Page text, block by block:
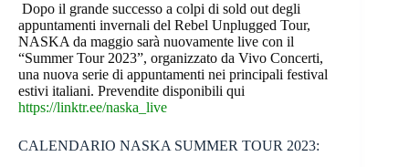
Dopo il grande successo a colpi di sold out degli
appuntamenti invernali del Rebel Unplugged Tour,
NASKA da maggio sarà nuovamente live con il
“Summer Tour 2023”, organizzato da Vivo Concerti,
una nuova serie di appuntamenti nei principali festival
estivi italiani. Prevendite disponibili qui
https://linktr.ee/naska_live
CALENDARIO NASKA SUMMER TOUR 2023: